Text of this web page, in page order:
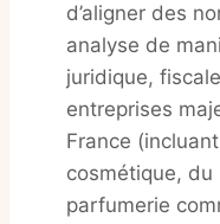
d’aligner des
analyse de
juridique,
entreprises
France
cosmétique,
parfumerie